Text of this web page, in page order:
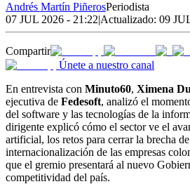
Andrés Martín PiñerosPeriodista
07 JUL 2026 - 21:22|Actualizado: 09
Compartir
Únete a nuestro canal
En entrevista con Minuto60, Ximena
ejecutiva de Fedesoft, analizó el
del software y las tecnologías de la
dirigente explicó cómo el sector ve el
artificial, los retos para cerrar la brecha
internacionalización de las empresas
que el gremio presentará al nuevo
competitividad del país.